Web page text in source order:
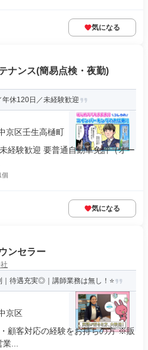
気になる
ナンス(簡易点検・夜勤)
休120日／未経験歓迎
京区壬生高樋町
経験歓迎 要普通自動車免許（オー
個
気になる
ンセラー
｜待遇充実◎｜講師業務は無し！⭐
京区
顧客対応の経験をお持ちの方 ※販
...